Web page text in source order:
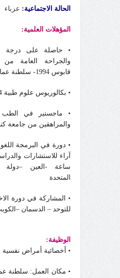
الحالة الاجتماعية: عزباء
المؤهلات العلمية:
• حاصلة على درجة
والجراحة العامة
قابوس 1994- سلطنة عمان
• بكالوريوس علوم طبية 1994
• ماجستير في الطب
والمراهقين من جامعة
• دورة في البرمجة
ساعة -العين –دولة
المتحدة
• المشاركة في دورة
للتوحد – الدسمان –الكويت 25-
الوظيفة:
• أخصائية أمراض نفسية
• مكان العمل: سلطنة